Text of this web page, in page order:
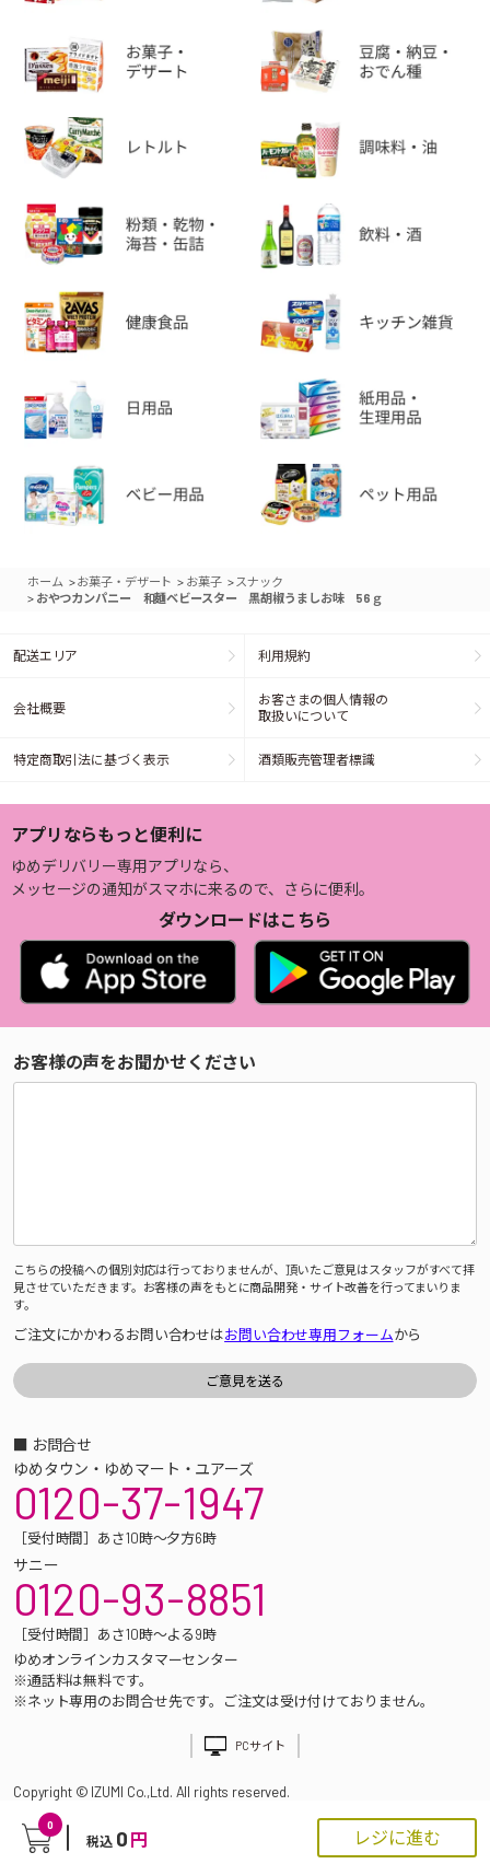
0
税込 0 円 レジに進む
ホーム >お菓子・デザート > お菓子 > スナック
> おやつカンパニー 和麺ベビースター 黒胡椒うましお味 56ｇ
配送エリア 利用規約
会社概要
お客さまの個人情報の
取扱いについて
特定商取引法に基づく表示 酒類販売管理者標識
アプリならもっと便利に
ゆめデリバリー専用アプリなら、
メッセージの通知がスマホに来るので、さらに便利。
ダウンロードはこちら
お客様の声をお聞かせください
こちらの投稿への個別対応は行っておりませんが、頂いたご意見はスタッフがすべて拝
見させていただきます。お客様の声をもとに商品開発・サイト改善を行ってまいりま
す。
ご注文にかかわるお問い合わせはお問い合わせ専用フォームから
■ お問合せ
ゆめタウン・ゆめマート・ユアーズ
0120-37-1947
［受付時間］あさ10時～夕方6時
サニー
0120-93-8851
［受付時間］あさ10時～よる9時
ゆめオンラインカスタマーセンター
※通話料は無料です。
※ネット専用のお問合せ先です。ご注文は受け付けておりません。
PCサイト
Copyright © IZUMI Co.,Ltd. All rights reserved.